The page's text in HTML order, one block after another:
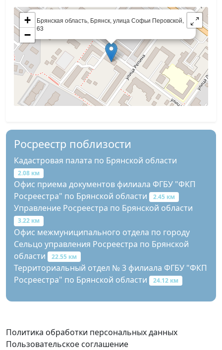
Брянская область, Брянск, улица Софьи Перовской,
63
×
+
−
Росреестр поблизости
Кадастровая палата по Брянской области
2.08 км
Офис приема документов филиала ФГБУ "ФКП
Росреестра" по Брянской области
2.45 км
Управление Росреестра по Брянской области
3.22 км
Офис межмуниципального отдела по городу
Сельцо управления Росреестра по Брянской
области
22.55 км
Территориальный отдел № 3 филиала ФГБУ "ФКП
Росреестра" по Брянской области
24.12 км
Политика обработки персональных данных
Пользовательское соглашение